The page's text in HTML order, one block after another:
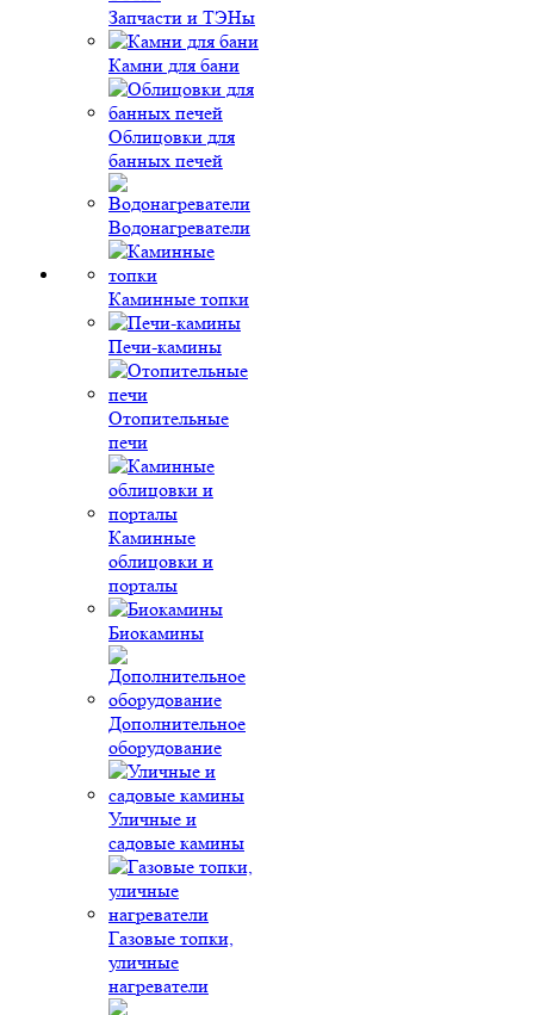
Запчасти и ТЭНы
Камни для бани
Облицовки для
банных печей
Водонагреватели
Каминные топки
Печи-камины
Отопительные
печи
Каминные
облицовки и
порталы
Биокамины
Дополнительное
оборудование
Уличные и
садовые камины
Газовые топки,
уличные
нагреватели